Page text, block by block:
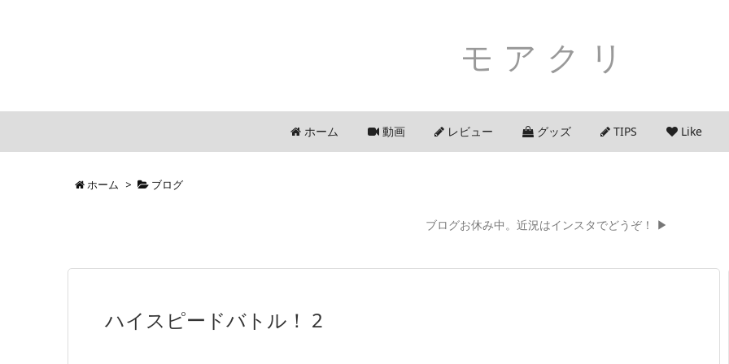
モアクリ
ホーム 動画 レビュー グッズ TIPS Like
ホーム > ブログ
ブログお休み中。近況はインスタでどうぞ！ ▶
ハイスピードバトル！ 2